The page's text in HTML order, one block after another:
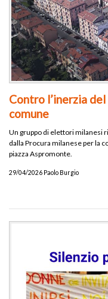
Contro l’inerzia
comune
Un gruppo di elettori milanesi
dalla Procura milanese per la
piazza Aspromonte.
29/04/2026 Paolo Burgio